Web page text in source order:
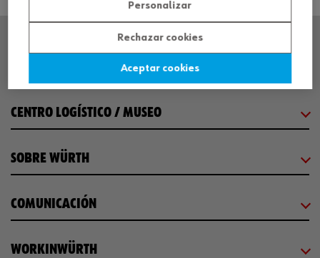
CENTRO LOGÍSTICO / MUSEO
SOBRE WÜRTH
COMUNICACIÓN
WORKINWÜRTH
Personalizar
Rechazar cookies
Aceptar cookies